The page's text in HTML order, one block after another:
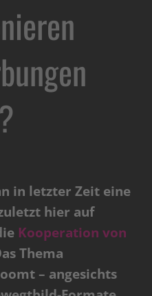
in letzter Zeit eine
hier auf
Kooperation von
Thema
– angesichts